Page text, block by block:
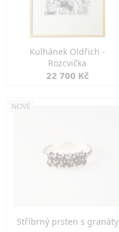
Kulhánek Oldřich -
Rozcvička
22 700 Kč
NOVÉ
Stříbrný prsten s granáty